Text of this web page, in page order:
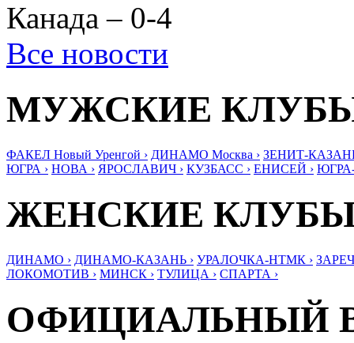
Канада – 0-4
Все новости
МУЖСКИЕ
ФАКЕЛ Новый Уренгой › ДИНАМО Москва › ЗЕНИТ-
ЮГРА › НОВА › ЯРОСЛАВИЧ › КУЗБАСС › ЕНИСЕЙ ›
ЖЕНСКИЕ
ДИНАМО › ДИНАМО-КАЗАНЬ › УРАЛОЧКА-НТМК ›
ЛОКОМОТИВ › МИНСК › ТУЛИЦА › СПАРТА ›
ОФИЦИАЛЬНЫЙ